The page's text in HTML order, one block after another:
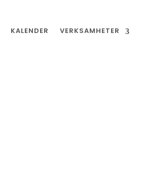
KALENDER VERKSAMHETER